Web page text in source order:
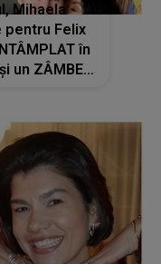
Mihaela
pentru Felix
în
un ZÂMBET